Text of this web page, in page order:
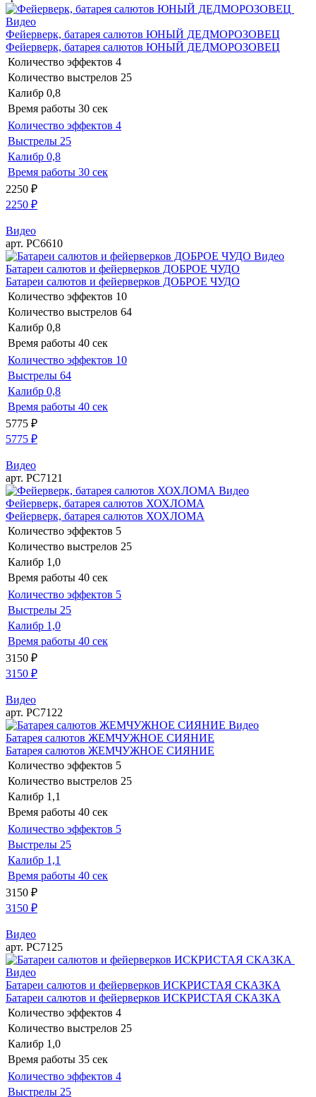
Видео
Фейерверк, батарея салютов ЮНЫЙ ДЕДМОРОЗОВЕЦ
Фейерверк, батарея салютов ЮНЫЙ ДЕДМОРОЗОВЕЦ
Количество эффектов 4
Количество выстрелов 25
Калибр 0,8
Время работы 30 сек
Количество эффектов 4
Выстрелы 25
Калибр 0,8
Время работы 30 сек
2250 ₽
2250 ₽
Видео
арт. РС6610
Видео
Батареи салютов и фейерверков ДОБРОЕ ЧУДО
Батареи салютов и фейерверков ДОБРОЕ ЧУДО
Количество эффектов 10
Количество выстрелов 64
Калибр 0,8
Время работы 40 сек
Количество эффектов 10
Выстрелы 64
Калибр 0,8
Время работы 40 сек
5775 ₽
5775 ₽
Видео
арт. РС7121
Видео
Фейерверк, батарея салютов ХОХЛОМА
Фейерверк, батарея салютов ХОХЛОМА
Количество эффектов 5
Количество выстрелов 25
Калибр 1,0
Время работы 40 сек
Количество эффектов 5
Выстрелы 25
Калибр 1,0
Время работы 40 сек
3150 ₽
3150 ₽
Видео
арт. РС7122
Видео
Батарея салютов ЖЕМЧУЖНОЕ СИЯНИЕ
Батарея салютов ЖЕМЧУЖНОЕ СИЯНИЕ
Количество эффектов 5
Количество выстрелов 25
Калибр 1,1
Время работы 40 сек
Количество эффектов 5
Выстрелы 25
Калибр 1,1
Время работы 40 сек
3150 ₽
3150 ₽
Видео
арт. РС7125
Видео
Батареи салютов и фейерверков ИСКРИСТАЯ СКАЗКА
Батареи салютов и фейерверков ИСКРИСТАЯ СКАЗКА
Количество эффектов 4
Количество выстрелов 25
Калибр 1,0
Время работы 35 сек
Количество эффектов 4
Выстрелы 25